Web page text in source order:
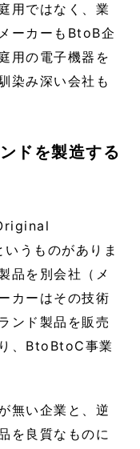
用ではなく、業
ーカーもBtoB企
用の電子機器を
染み深い会社も
ドを製造する
うものがありま
品を別会社（メ
カーはその技術
ンド製品を販売
、BtoBtoC事業
無い企業と、逆
を良質なものに